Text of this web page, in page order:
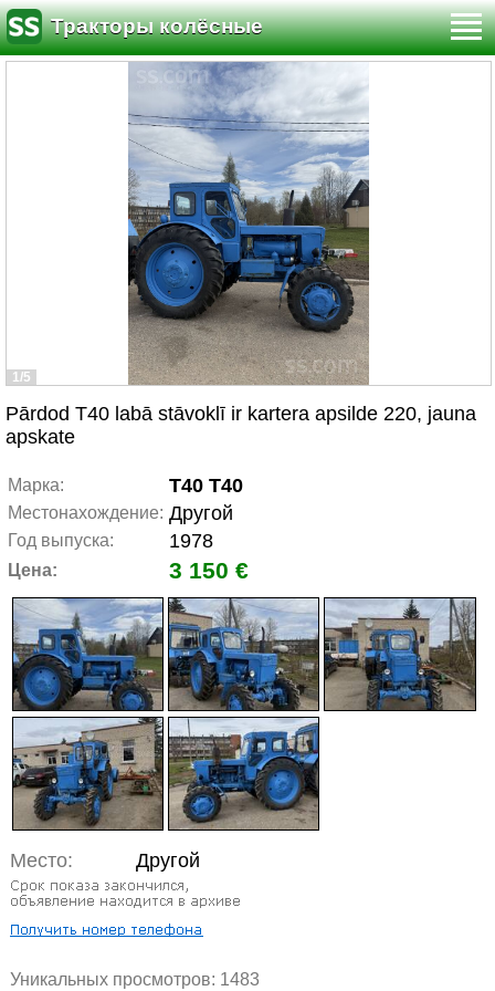
Тракторы колёсные
1/5
Pārdod T40 labā stāvoklī ir kartera apsilde 220, jauna
apskate
Марка: T40 T40
Местонахождение: Другой
Год выпуска: 1978
Цена: 3 150 €
Место: Другой
Уникальных просмотров: 1483